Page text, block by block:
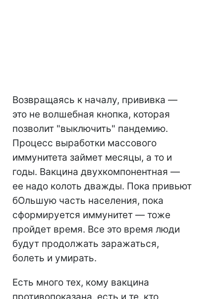
Возвращаясь к началу, прививка —
это не волшебная кнопка, которая
позволит "выключить" пандемию.
Процесс выработки массового
иммунитета займет месяцы, а то и
годы. Вакцина двухкомпонентная —
ее надо колоть дважды. Пока привьют
бОльшую часть населения, пока
сформируется иммунитет — тоже
пройдет время. Все это время люди
будут продолжать заражаться,
болеть и умирать.
Есть много тех, кому вакцина
противопоказана, есть и те, кто